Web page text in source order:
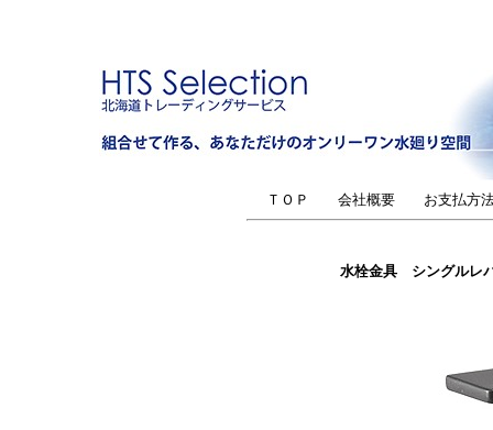
ＴＯＰ 会社概要 お支払方
水栓金具 シングルレ